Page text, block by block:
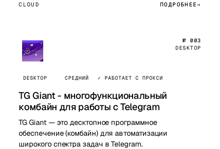
CLOUD ПОДРОБНЕЕ
№ 003
DESKTOP
DESKTOP СРЕДНИЙ ✓ РАБОТАЕТ С ПРОКСИ
TG Giant - многофункциональный
комбайн для работы с Telegram
TG Giant — это десктопное программное
обеспечение (комбайн) для автоматизации
широкого спектра задач в Telegram.